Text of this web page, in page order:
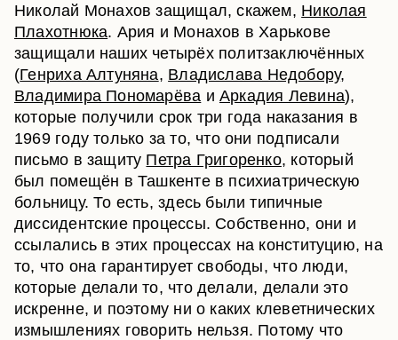
Николай Монахов защищал, скажем, Николая
Плахотнюка. Ария и Монахов в Харькове
защищали наших четырёх политзаключённых
(Генриха Алтуняна, Владислава Недобору,
Владимира Пономарёва и Аркадия Левина),
которые получили срок три года наказания в
1969 году только за то, что они подписали
письмо в защиту Петра Григоренко, который
был помещён в Ташкенте в психиатрическую
больницу. То есть, здесь были типичные
диссидентские процессы. Собственно, они и
ссылались в этих процессах на конституцию, на
то, что она гарантирует свободы, что люди,
которые делали то, что делали, делали это
искренне, и поэтому ни о каких клеветнических
измышлениях говорить нельзя. Потому что